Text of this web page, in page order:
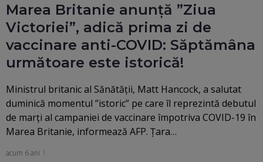
Marea Britanie anunță ”Ziua
Victoriei”, adică prima zi de
vaccinare anti-COVID: Săptămâna
următoare este istorică!
Ministrul britanic al Sănătăţii, Matt Hancock, a salutat
duminică momentul ”istoric” pe care îl reprezintă debutul
de marţi al campaniei de vaccinare împotriva COVID-19 în
Marea Britanie, informează AFP. Ţara…
acum 6 ani